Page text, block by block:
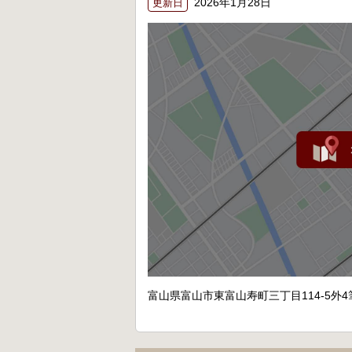
更新日
富山県富山市東富山寿町三丁目114-5外4